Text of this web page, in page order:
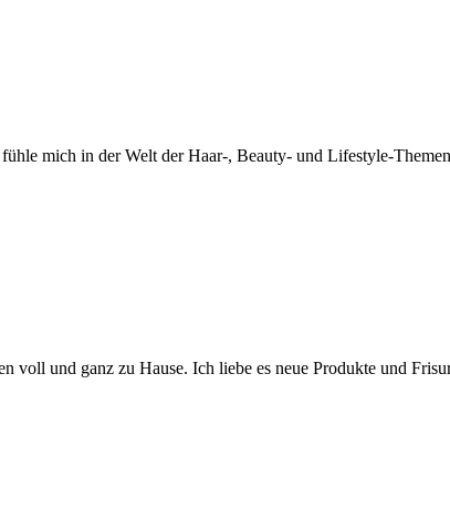
mich in der Welt der Haar-, Beauty- und Lifestyle-
und ganz zu Hause. Ich liebe es neue Produkte und